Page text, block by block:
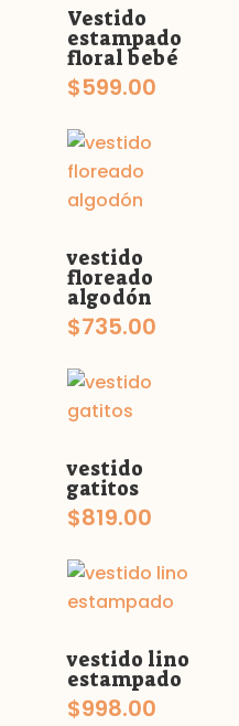
Vestido
estampado
floral bebé
$599.00
vestido
floreado
algodón
$735.00
vestido
gatitos
$819.00
vestido lino
estampado
$998.00